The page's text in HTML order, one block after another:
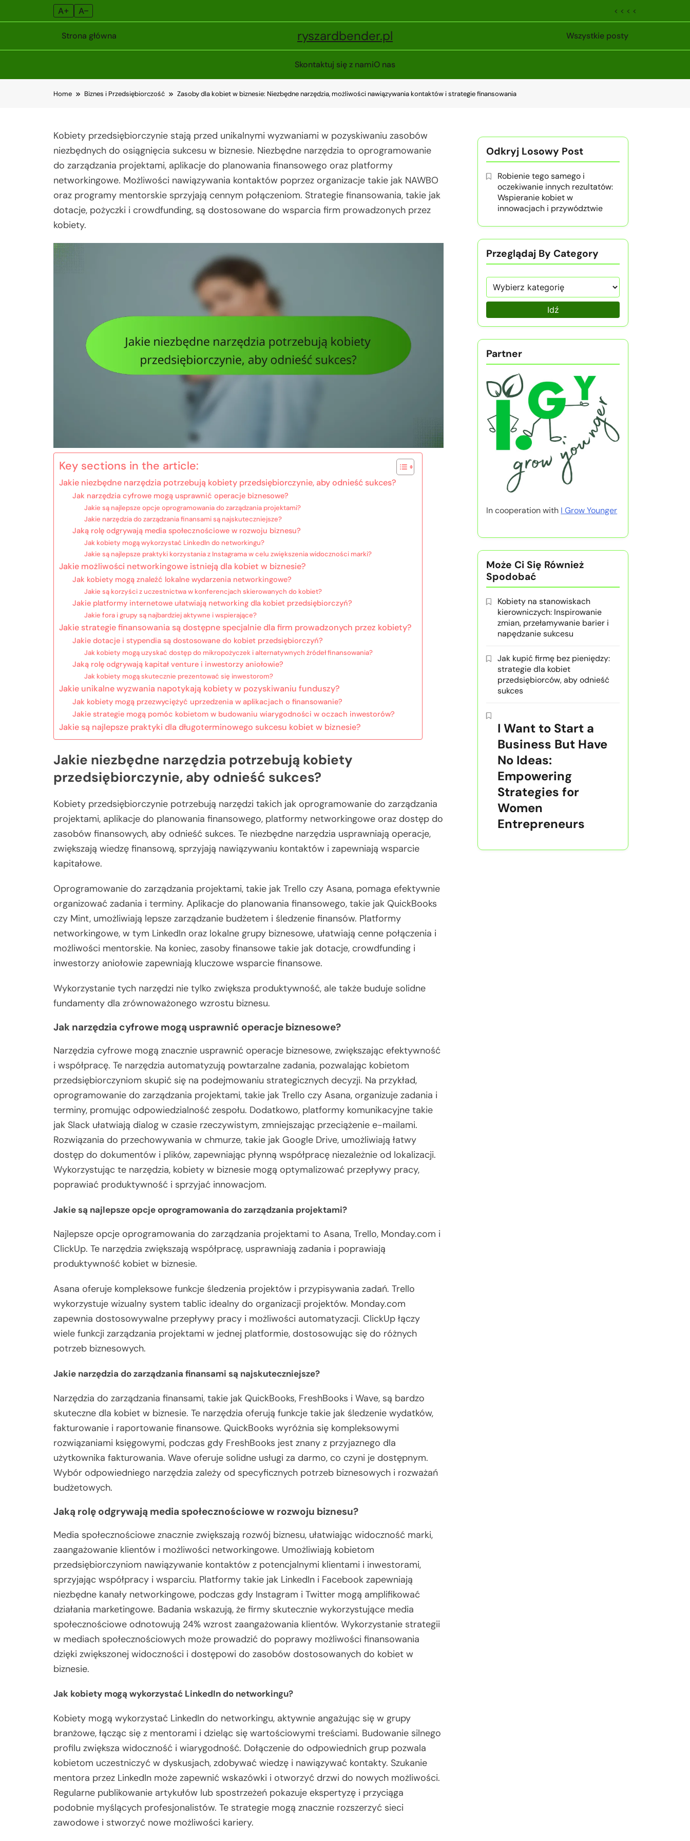
A+ A– < < < <
Strona główna ryszardbender.pl Wszystkie posty
Skontaktuj się z namiO nas
Home Biznes i Przedsiębiorczość Zasoby dla kobiet w biznesie: Niezbędne narzędzia, możliwości nawiązywania kontaktów i strategie finansowania
Kobiety przedsiębiorczynie stają przed unikalnymi wyzwaniami w pozyskiwaniu zasobów
niezbędnych do osiągnięcia sukcesu w biznesie. Niezbędne narzędzia to oprogramowanie
do zarządzania projektami, aplikacje do planowania finansowego oraz platformy
networkingowe. Możliwości nawiązywania kontaktów poprzez organizacje takie jak NAWBO
oraz programy mentorskie sprzyjają cennym połączeniom. Strategie finansowania, takie jak
dotacje, pożyczki i crowdfunding, są dostosowane do wsparcia firm prowadzonych przez
kobiety.
Key sections in the article:
Jakie niezbędne narzędzia potrzebują kobiety przedsiębiorczynie, aby odnieść sukces?
Jak narzędzia cyfrowe mogą usprawnić operacje biznesowe?
Jakie są najlepsze opcje oprogramowania do zarządzania projektami?
Jakie narzędzia do zarządzania finansami są najskuteczniejsze?
Jaką rolę odgrywają media społecznościowe w rozwoju biznesu?
Jak kobiety mogą wykorzystać LinkedIn do networkingu?
Jakie są najlepsze praktyki korzystania z Instagrama w celu zwiększenia widoczności marki?
Jakie możliwości networkingowe istnieją dla kobiet w biznesie?
Jak kobiety mogą znaleźć lokalne wydarzenia networkingowe?
Jakie są korzyści z uczestnictwa w konferencjach skierowanych do kobiet?
Jakie platformy internetowe ułatwiają networking dla kobiet przedsiębiorczyń?
Jakie fora i grupy są najbardziej aktywne i wspierające?
Jakie strategie finansowania są dostępne specjalnie dla firm prowadzonych przez kobiety?
Jakie dotacje i stypendia są dostosowane do kobiet przedsiębiorczyń?
Jak kobiety mogą uzyskać dostęp do mikropożyczek i alternatywnych źródeł finansowania?
Jaką rolę odgrywają kapitał venture i inwestorzy aniołowie?
Jak kobiety mogą skutecznie prezentować się inwestorom?
Jakie unikalne wyzwania napotykają kobiety w pozyskiwaniu funduszy?
Jak kobiety mogą przezwyciężyć uprzedzenia w aplikacjach o finansowanie?
Jakie strategie mogą pomóc kobietom w budowaniu wiarygodności w oczach inwestorów?
Jakie są najlepsze praktyki dla długoterminowego sukcesu kobiet w biznesie?
Jakie niezbędne narzędzia potrzebują kobiety
przedsiębiorczynie, aby odnieść sukces?
Kobiety przedsiębiorczynie potrzebują narzędzi takich jak oprogramowanie do zarządzania
projektami, aplikacje do planowania finansowego, platformy networkingowe oraz dostęp do
zasobów finansowych, aby odnieść sukces. Te niezbędne narzędzia usprawniają operacje,
zwiększają wiedzę finansową, sprzyjają nawiązywaniu kontaktów i zapewniają wsparcie
kapitałowe.
Oprogramowanie do zarządzania projektami, takie jak Trello czy Asana, pomaga efektywnie
organizować zadania i terminy. Aplikacje do planowania finansowego, takie jak QuickBooks
czy Mint, umożliwiają lepsze zarządzanie budżetem i śledzenie finansów. Platformy
networkingowe, w tym LinkedIn oraz lokalne grupy biznesowe, ułatwiają cenne połączenia i
możliwości mentorskie. Na koniec, zasoby finansowe takie jak dotacje, crowdfunding i
inwestorzy aniołowie zapewniają kluczowe wsparcie finansowe.
Wykorzystanie tych narzędzi nie tylko zwiększa produktywność, ale także buduje solidne
fundamenty dla zrównoważonego wzrostu biznesu.
Jak narzędzia cyfrowe mogą usprawnić operacje biznesowe?
Narzędzia cyfrowe mogą znacznie usprawnić operacje biznesowe, zwiększając efektywność
i współpracę. Te narzędzia automatyzują powtarzalne zadania, pozwalając kobietom
przedsiębiorczyniom skupić się na podejmowaniu strategicznych decyzji. Na przykład,
oprogramowanie do zarządzania projektami, takie jak Trello czy Asana, organizuje zadania i
terminy, promując odpowiedzialność zespołu. Dodatkowo, platformy komunikacyjne takie
jak Slack ułatwiają dialog w czasie rzeczywistym, zmniejszając przeciążenie e-mailami.
Rozwiązania do przechowywania w chmurze, takie jak Google Drive, umożliwiają łatwy
dostęp do dokumentów i plików, zapewniając płynną współpracę niezależnie od lokalizacji.
Wykorzystując te narzędzia, kobiety w biznesie mogą optymalizować przepływy pracy,
poprawiać produktywność i sprzyjać innowacjom.
Jakie są najlepsze opcje oprogramowania do zarządzania projektami?
Najlepsze opcje oprogramowania do zarządzania projektami to Asana, Trello, Monday.com i
ClickUp. Te narzędzia zwiększają współpracę, usprawniają zadania i poprawiają
produktywność kobiet w biznesie.
Asana oferuje kompleksowe funkcje śledzenia projektów i przypisywania zadań. Trello
wykorzystuje wizualny system tablic idealny do organizacji projektów. Monday.com
zapewnia dostosowywalne przepływy pracy i możliwości automatyzacji. ClickUp łączy
wiele funkcji zarządzania projektami w jednej platformie, dostosowując się do różnych
potrzeb biznesowych.
Jakie narzędzia do zarządzania finansami są najskuteczniejsze?
Narzędzia do zarządzania finansami, takie jak QuickBooks, FreshBooks i Wave, są bardzo
skuteczne dla kobiet w biznesie. Te narzędzia oferują funkcje takie jak śledzenie wydatków,
fakturowanie i raportowanie finansowe. QuickBooks wyróżnia się kompleksowymi
rozwiązaniami księgowymi, podczas gdy FreshBooks jest znany z przyjaznego dla
użytkownika fakturowania. Wave oferuje solidne usługi za darmo, co czyni je dostępnym.
Wybór odpowiedniego narzędzia zależy od specyficznych potrzeb biznesowych i rozważań
budżetowych.
Jaką rolę odgrywają media społecznościowe w rozwoju biznesu?
Media społecznościowe znacznie zwiększają rozwój biznesu, ułatwiając widoczność marki,
zaangażowanie klientów i możliwości networkingowe. Umożliwiają kobietom
przedsiębiorczyniom nawiązywanie kontaktów z potencjalnymi klientami i inwestorami,
sprzyjając współpracy i wsparciu. Platformy takie jak LinkedIn i Facebook zapewniają
niezbędne kanały networkingowe, podczas gdy Instagram i Twitter mogą amplifikować
działania marketingowe. Badania wskazują, że firmy skutecznie wykorzystujące media
społecznościowe odnotowują 24% wzrost zaangażowania klientów. Wykorzystanie strategii
w mediach społecznościowych może prowadzić do poprawy możliwości finansowania
dzięki zwiększonej widoczności i dostępowi do zasobów dostosowanych do kobiet w
biznesie.
Jak kobiety mogą wykorzystać LinkedIn do networkingu?
Kobiety mogą wykorzystać LinkedIn do networkingu, aktywnie angażując się w grupy
branżowe, łącząc się z mentorami i dzieląc się wartościowymi treściami. Budowanie silnego
profilu zwiększa widoczność i wiarygodność. Dołączenie do odpowiednich grup pozwala
kobietom uczestniczyć w dyskusjach, zdobywać wiedzę i nawiązywać kontakty. Szukanie
mentora przez LinkedIn może zapewnić wskazówki i otworzyć drzwi do nowych możliwości.
Regularne publikowanie artykułów lub spostrzeżeń pokazuje ekspertyzę i przyciąga
podobnie myślących profesjonalistów. Te strategie mogą znacznie rozszerzyć sieci
zawodowe i stworzyć nowe możliwości kariery.
Odkryj Losowy Post
Robienie tego samego i
oczekiwanie innych rezultatów:
Wspieranie kobiet w
innowacjach i przywództwie
Przeglądaj By Category
Idź
Partner
In cooperation with I Grow Younger
Może Ci Się Również
Spodobać
Kobiety na stanowiskach
kierowniczych: Inspirowanie
zmian, przełamywanie barier i
napędzanie sukcesu
Jak kupić firmę bez pieniędzy:
strategie dla kobiet
przedsiębiorców, aby odnieść
sukces
I Want to Start a
Business But Have
No Ideas:
Empowering
Strategies for
Women
Entrepreneurs